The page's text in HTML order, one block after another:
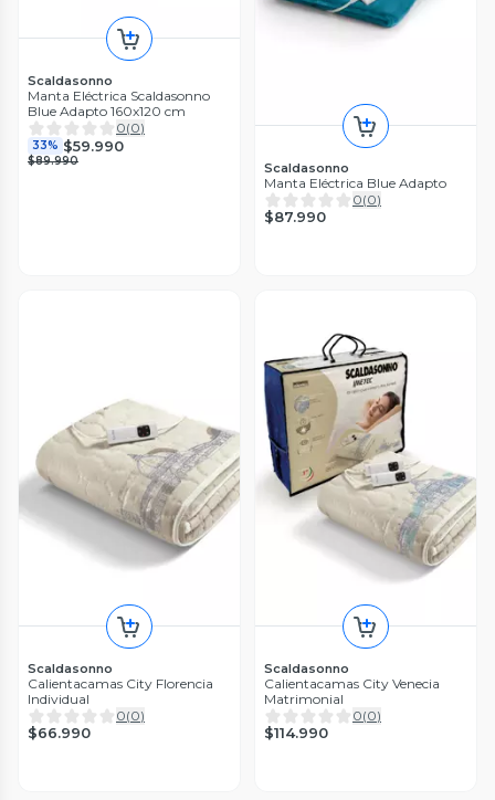
Scaldasonno
Manta Eléctrica Scaldasonno
Blue Adapto 160x120 cm
0(0)
33% $59.990
$89.990 Scaldasonno
Manta Eléctrica Blue Adapto
0(0)
$87.990
Scaldasonno
Calientacamas City Florencia
Individual
0(0)
$66.990
Scaldasonno
Calientacamas City Venecia
Matrimonial
0(0)
$114.990